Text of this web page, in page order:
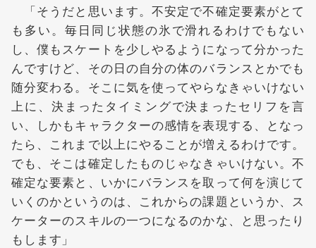
「そうだと思います。不安定で不確定要素がとて
も多い。毎日同じ状態の氷で滑れるわけでもない
し、僕もスケートを少しやるようになって分かった
んですけど、その日の自分の体のバランスとかでも
随分変わる。そこに気を使ってやらなきゃいけない
上に、決まったタイミングで決まったセリフを言
い、しかもキャラクターの感情を表現する、となっ
たら、これまで以上にやることが増えるわけです。
でも、そこは確定したものじゃなきゃいけない。不
確定な要素と、いかにバランスを取って何を演じて
いくのかというのは、これからの課題というか、ス
ケーターのスキルの一つになるのかな、と思ったり
もします」